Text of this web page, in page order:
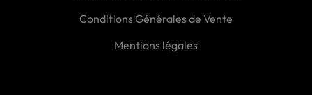
Conditions Générales de Vente
Mentions légales